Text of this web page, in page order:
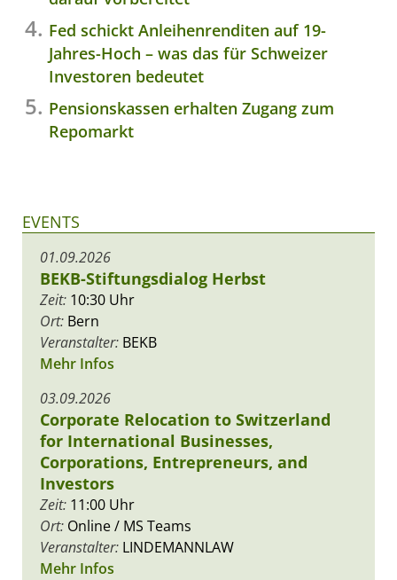
Fed schickt Anleihenrenditen auf 19-
Jahres-Hoch – was das für Schweizer
Investoren bedeutet
Pensionskassen erhalten Zugang zum
Repomarkt
EVENTS
01.09.2026
BEKB-Stiftungsdialog Herbst
Zeit: 10:30 Uhr
Ort: Bern
Veranstalter: BEKB
Mehr Infos
03.09.2026
Corporate Relocation to Switzerland
for International Businesses,
Corporations, Entrepreneurs, and
Investors
Zeit: 11:00 Uhr
Ort: Online / MS Teams
Veranstalter: LINDEMANNLAW
Mehr Infos